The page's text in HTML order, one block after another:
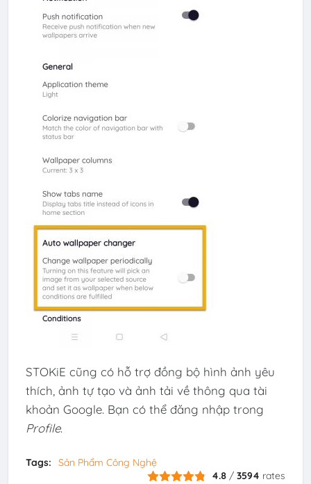
STOKiE cũng có hỗ trợ đồng bộ hình ảnh yêu
thích, ảnh tự tạo và ảnh tải về thông qua tài
khoản Google. Bạn có thể đăng nhập trong
Profile.
Tags:
Sản Phẩm Công Nghệ
4.8 /3594 rates